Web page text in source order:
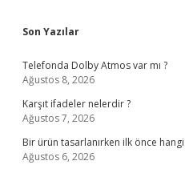
Sidebar
Son Yazılar
Telefonda Dolby Atmos var mı ?
Ağustos 8, 2026
Karşıt ifadeler nelerdir ?
Ağustos 7, 2026
Bir ürün tasarlanırken ilk önce
Ağustos 6, 2026